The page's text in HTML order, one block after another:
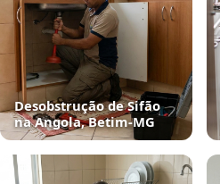
Desobstrução de Sifão
na Angola, Betim‑MG